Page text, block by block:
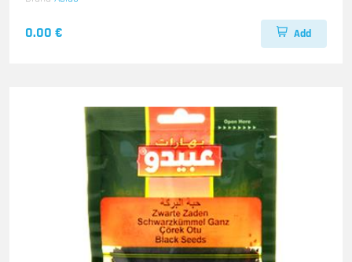
0.00 € Add